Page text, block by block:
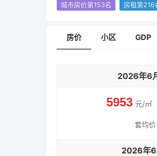
城市房价第153名 房租第216
房价 小区 GDP
2026年6
5953 元/㎡
套均价
2026年6